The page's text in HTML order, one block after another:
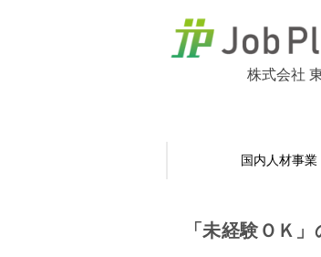
株式会社
国内人材事業
「未経験ＯＫ